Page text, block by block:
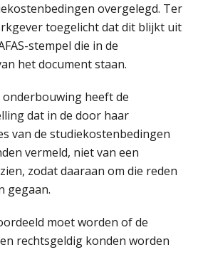
overgelegd. Ter
toegelicht dat dit blijkt uit
stempel die in de
het document staan.
onderbouwing heeft de
dat in de door haar
van de studiekostenbedingen
vermeld, niet van een
zodat daaraan om die reden
gegaan.
moet worden of de
rechtsgeldig konden worden